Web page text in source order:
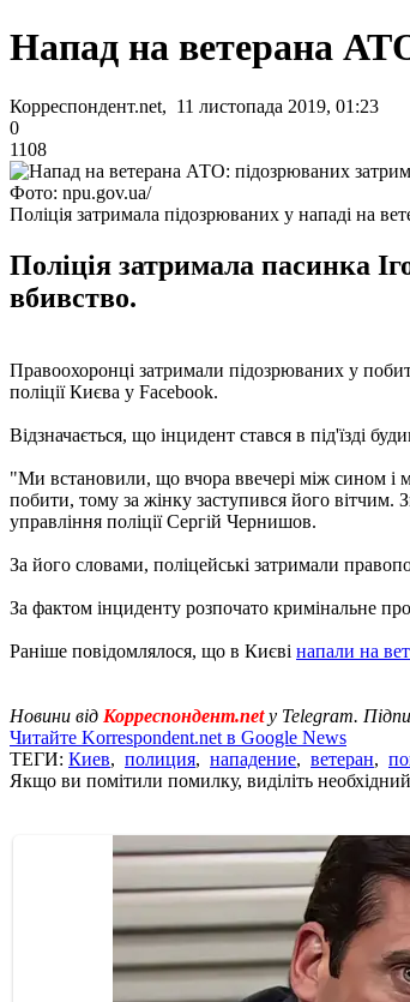
Напад на ветерана
Корреспондент.net, 11 листопада 2019, 01:23
0
1108
Фото: npu.gov.ua/
Поліція затримала підозрюваних у нападі на
Поліція затримала пасинка
вбивство.
Правоохоронці затримали підозрюваних у
поліції Києва у Facebook.
Відзначається, що інцидент стався в під'їзді
"Ми встановили, що вчора ввечері між сином і
побити, тому за жінку заступився його
управління поліції Сергій Чернишов.
За його словами, поліцейські затримали
За фактом інциденту розпочато кримінальне
Раніше повідомлялося, що в Києві напали на
Новини від Корреспондент.netу Telegram.
Читайте Korrespondent.net в Google News
ТЕГИ: Киев, полиция, нападение, ветеран,
Якщо ви помітили помилку, виділіть